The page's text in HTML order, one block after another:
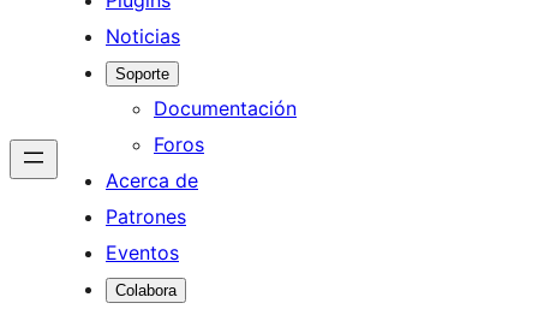
Noticias
Soporte
Documentación
Foros
Acerca de
Patrones
Eventos
Colabora